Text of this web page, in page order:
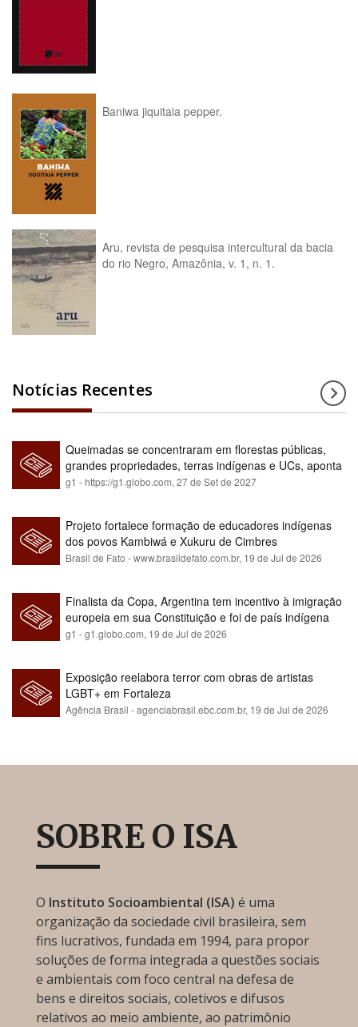
Baniwa jiquitaia pepper.
Aru, revista de pesquisa intercultural da bacia
do rio Negro, Amazônia, v. 1, n. 1.
Notícias Recentes
Queimadas se concentraram em florestas públicas,
grandes propriedades, terras indígenas e UCs, aponta
relatório
g1 - https://g1.globo.com, 27 de Set de 2027
Projeto fortalece formação de educadores indígenas
dos povos Kambiwá e Xukuru de Cimbres
Brasil de Fato - www.brasildefato.com.br, 19 de Jul de 2026
Finalista da Copa, Argentina tem incentivo à imigração
europeia em sua Constituição e foi de país indígena
para maioria branca
g1 - g1.globo.com, 19 de Jul de 2026
Exposição reelabora terror com obras de artistas
LGBT+ em Fortaleza
Agência Brasil - agenciabrasil.ebc.com.br, 19 de Jul de 2026
SOBRE O ISA
O Instituto Socioambiental (ISA) é uma
organização da sociedade civil brasileira, sem
fins lucrativos, fundada em 1994, para propor
soluções de forma integrada a questões sociais
e ambientais com foco central na defesa de
bens e direitos sociais, coletivos e difusos
relativos ao meio ambiente, ao patrimônio